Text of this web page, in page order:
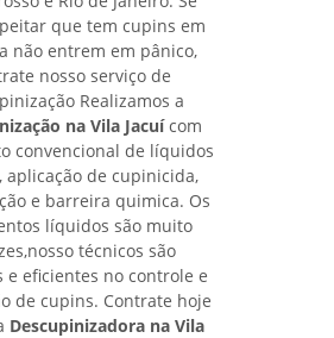
que tem cupins em
não entrem em pânico,
nosso serviço de
Realizamos a
na Vila Jacuícom
convencional de líquidos
aplicação de cupinicida,
e barreira quimica. Os
líquidos são muito
técnicos são
e eficientes no controle e
de cupins. Contrate hoje
Descupinizadora na Vila